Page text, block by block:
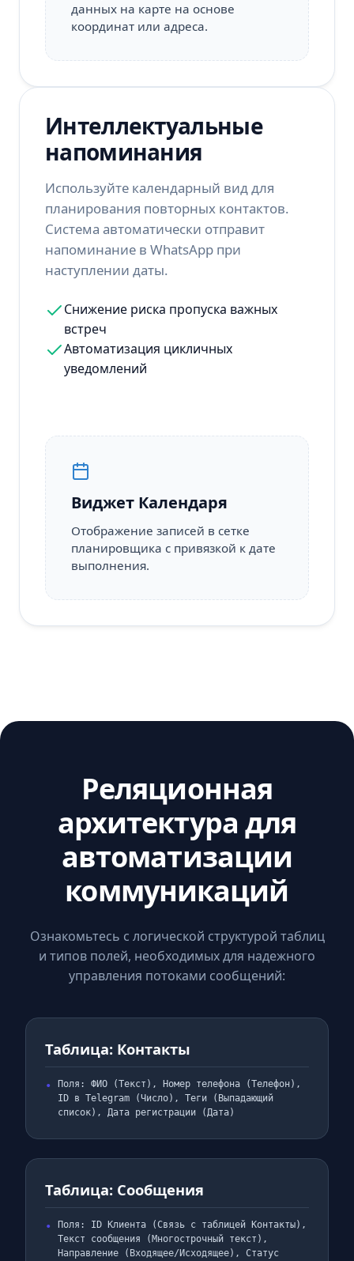
данных на карте на основе
координат или адреса.
Интеллектуальные
напоминания
Используйте календарный вид для
планирования повторных контактов.
Система автоматически отправит
напоминание в WhatsApp при
наступлении даты.
Снижение риска пропуска важных
встреч
Автоматизация цикличных
уведомлений
Виджет Календаря
Отображение записей в сетке
планировщика с привязкой к дате
выполнения.
Реляционная
архитектура для
автоматизации
коммуникаций
Ознакомьтесь с логической структурой таблиц
и типов полей, необходимых для надежного
управления потоками сообщений:
Таблица: Контакты
Поля: ФИО (Текст), Номер телефона (Телефон),
ID в Telegram (Число), Теги (Выпадающий
список), Дата регистрации (Дата)
Таблица: Сообщения
Поля: ID Клиента (Связь с таблицей Контакты),
Текст сообщения (Многострочный текст),
Направление (Входящее/Исходящее), Статус